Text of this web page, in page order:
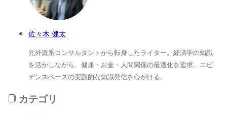
佐々木 健太
元外資系コンサルタントから転身したライター。経済学の知識
を活かしながら、健康・お金・人間関係の最適化を追求。エビ
デンスベースの実践的な知識発信を心がける。
カテゴリ